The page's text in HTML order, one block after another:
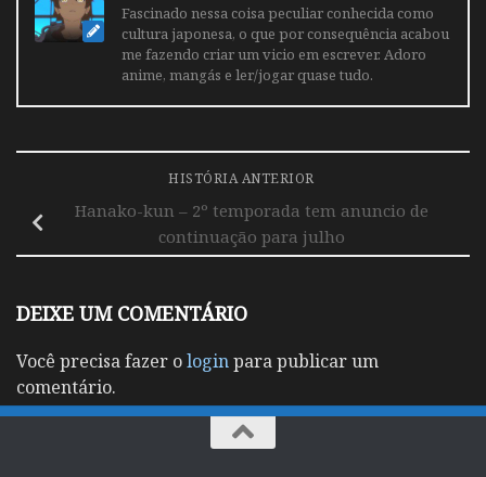
Fascinado nessa coisa peculiar conhecida como
cultura japonesa, o que por consequência acabou
me fazendo criar um vicio em escrever. Adoro
anime, mangás e ler/jogar quase tudo.
HISTÓRIA ANTERIOR
Hanako-kun – 2º temporada tem anuncio de
continuação para julho
DEIXE UM COMENTÁRIO
Você precisa fazer ologinpara publicar um
comentário.